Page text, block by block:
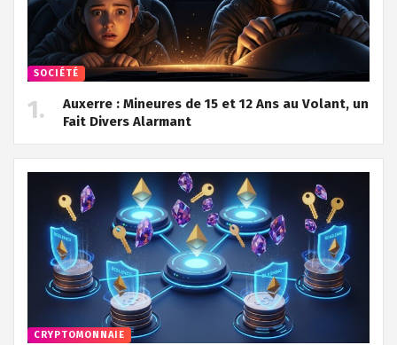
SOCIÉTÉ
Auxerre : Mineures de 15 et 12 Ans au Volant, un
Fait Divers Alarmant
CRYPTOMONNAIE